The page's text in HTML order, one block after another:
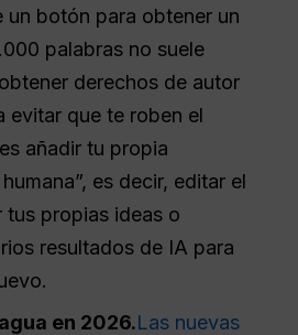
un botón para obtener un
palabras no suele
derechos de autor
evitar que te roben el
añadir tu propia
es decir, editar el
tus propias ideas o
resultados de IA para
en 2026.Las nuevas